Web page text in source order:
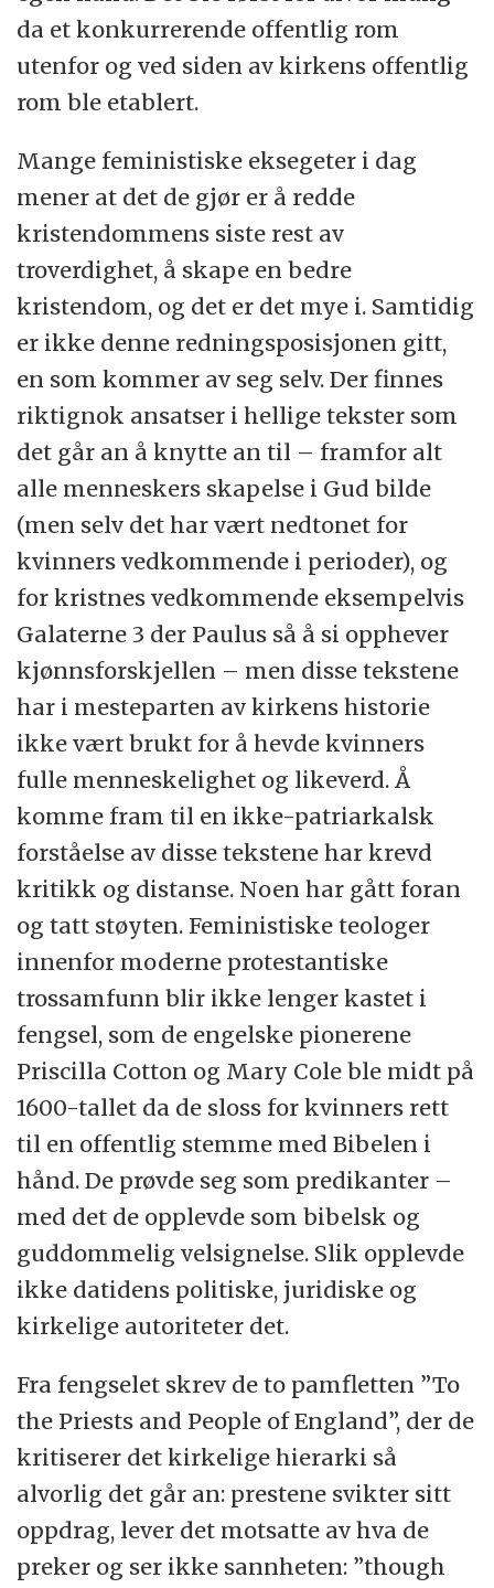
da et konkurrerende offentlig rom
utenfor og ved siden av kirkens offentlig
rom ble etablert.
Mange feministiske eksegeter i dag
mener at det de gjør er å redde
kristendommens siste rest av
troverdighet, å skape en bedre
kristendom, og det er det mye i. Samtidig
er ikke denne redningsposisjonen gitt,
en som kommer av seg selv. Der finnes
riktignok ansatser i hellige tekster som
det går an å knytte an til – framfor alt
alle menneskers skapelse i Gud bilde
(men selv det har vært nedtonet for
kvinners vedkommende i perioder), og
for kristnes vedkommende eksempelvis
Galaterne 3 der Paulus så å si opphever
kjønnsforskjellen – men disse tekstene
har i mesteparten av kirkens historie
ikke vært brukt for å hevde kvinners
fulle menneskelighet og likeverd. Å
komme fram til en ikke-patriarkalsk
forståelse av disse tekstene har krevd
kritikk og distanse. Noen har gått foran
og tatt støyten. Feministiske teologer
innenfor moderne protestantiske
trossamfunn blir ikke lenger kastet i
fengsel, som de engelske pionerene
Priscilla Cotton og Mary Cole ble midt på
1600-tallet da de sloss for kvinners rett
til en offentlig stemme med Bibelen i
hånd. De prøvde seg som predikanter –
med det de opplevde som bibelsk og
guddommelig velsignelse. Slik opplevde
ikke datidens politiske, juridiske og
kirkelige autoriteter det.
Fra fengselet skrev de to pamfletten ”To
the Priests and People of England”, der de
kritiserer det kirkelige hierarki så
alvorlig det går an: prestene svikter sitt
oppdrag, lever det motsatte av hva de
preker og ser ikke sannheten: ”though